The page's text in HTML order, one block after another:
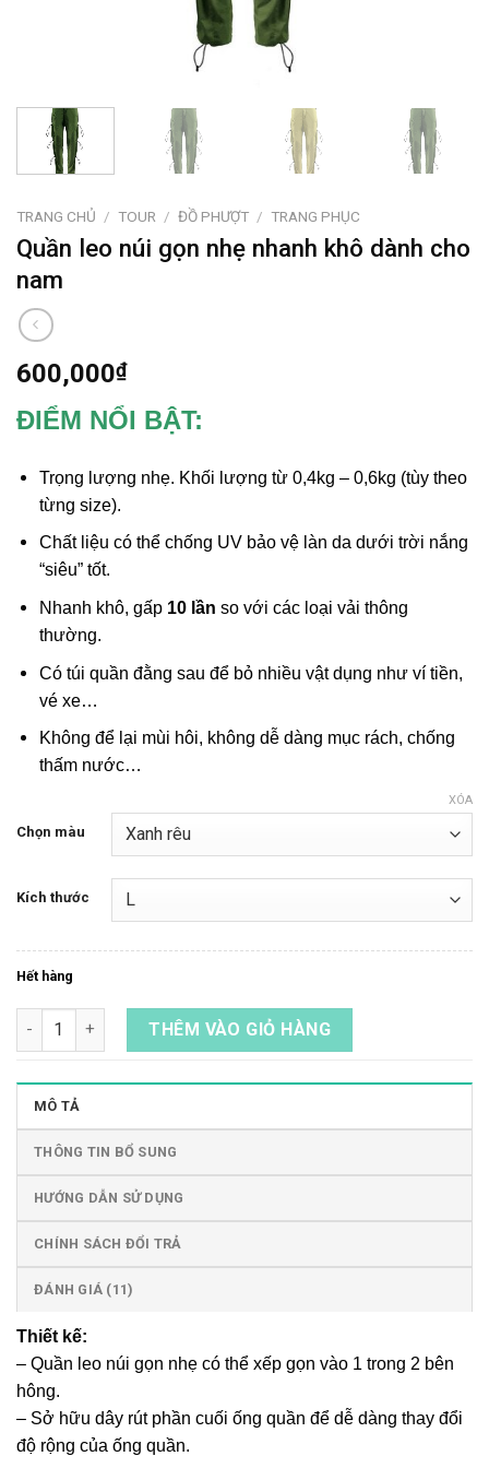
TRANG CHỦ / TOUR / ĐỒ PHƯỢT / TRANG PHỤC
Quần leo núi gọn nhẹ nhanh khô dành cho
nam
600,000₫
ĐIỂM NỔI BẬT:
Trọng lượng nhẹ. Khối lượng từ 0,4kg – 0,6kg (tùy theo
từng size).
Chất liệu có thể chống UV bảo vệ làn da dưới trời nắng
“siêu” tốt.
Nhanh khô, gấp 10 lần so với các loại vải thông
thường.
Có túi quần đằng sau để bỏ nhiều vật dụng như ví tiền,
vé xe…
Không để lại mùi hôi, không dễ dàng mục rách, chống
thấm nước…
Chọn màu
Kích thước
XÓA
Hết hàng
Quần leo núi gọn nhẹ nhanh khô dành cho nam số lượng
THÊM VÀO GIỎ HÀNG
MÔ TẢ
THÔNG TIN BỔ SUNG
HƯỚNG DẪN SỬ DỤNG
CHÍNH SÁCH ĐỔI TRẢ
ĐÁNH GIÁ (11)
Thiết kế:
– Quần leo núi gọn nhẹ có thể xếp gọn vào 1 trong 2 bên
hông.
– Sở hữu dây rút phần cuối ống quần để dễ dàng thay đổi
độ rộng của ống quần.